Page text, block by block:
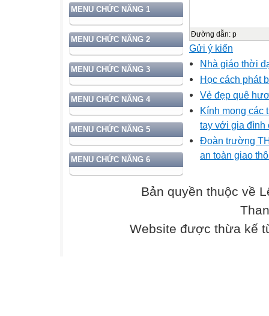
MENU CHỨC NĂNG 1
MENU CHỨC NĂNG 2
MENU CHỨC NĂNG 3
MENU CHỨC NĂNG 4
MENU CHỨC NĂNG 5
MENU CHỨC NĂNG 6
Đường dẫn: p
Gửi ý kiến
Nhà giáo thời
Học cách phát
Vẻ đẹp quê
Kính mong các
tay với gia đình
Đoàn trường
an toàn giao
Bản quyền thuộc về
Website được thừa kế